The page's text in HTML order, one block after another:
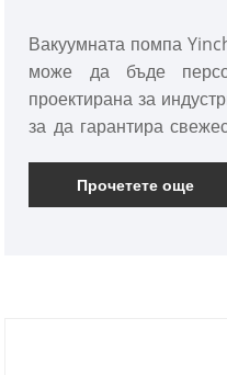
Вакуумната помпа
може да бъде
проектирана за
за да гарантира
ефективно
като по този начин
Прочетете още